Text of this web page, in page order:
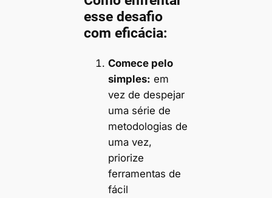
esse desafio
com eficácia:
Comece pelo
simples: em
vez de despejar
uma série de
metodologias de
uma vez,
priorize
ferramentas de
fácil